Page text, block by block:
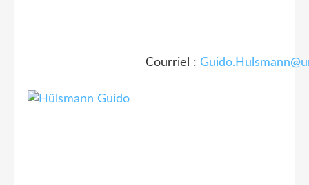
Courriel :